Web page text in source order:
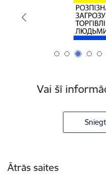
Vai šī
Ātrās saites